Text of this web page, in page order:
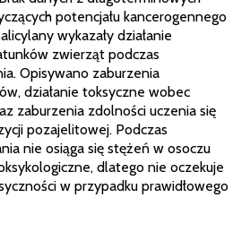
potencjału kancerogennego
wykazały działanie
zwierząt podczas
Opisywano zaburzenia
działanie toksyczne wobec
zaburzenia zdolności uczenia się
pozajelitowej. Podczas
nie osiąga się stężeń w osoczu
dlatego nie oczekuje
w przypadku prawidłowego